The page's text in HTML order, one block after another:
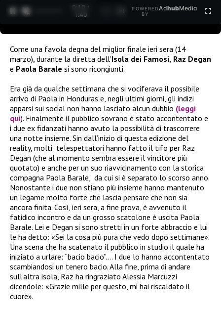
0:10 /
1:40
POWERED
BY
AdhubMedia
Come una favola degna del miglior finale ieri sera (14
marzo), durante la diretta dell’Isola dei Famosi, Raz Degan
e Paola Barale si sono ricongiunti.
Era già da qualche settimana che si vociferava il possibile
arrivo di Paola in Honduras e, negli ultimi giorni, gli indizi
apparsi sui social non hanno lasciato alcun dubbio (leggi
qui). Finalmente il pubblico sovrano è stato accontentato e
i due ex fidanzati hanno avuto la possibilità di trascorrere
una notte insieme. Sin dall’inizio di questa edizione del
reality, molti telespettatori hanno fatto il tifo per Raz
Degan (che al momento sembra essere il vincitore più
quotato) e anche per un suo riavvicinamento con la storica
compagna Paola Barale, da cui si è separato lo scorso anno.
Nonostante i due non stiano più insieme hanno mantenuto
un legame molto forte che lascia pensare che non sia
ancora finita. Così, ieri sera, a fine prova, è avvenuto il
fatidico incontro e da un grosso scatolone è uscita Paola
Barale. Lei e Degan si sono stretti in un forte abbraccio e lui
le ha detto: «Sei la cosa più pura che vedo dopo settimane».
Una scena che ha scatenato il pubblico in studio il quale ha
iniziato a urlare: “bacio bacio”…. I due lo hanno accontentato
scambiandosi un tenero bacio. Alla fine, prima di andare
sull’altra isola, Raz ha ringraziato Alessia Marcuzzi
dicendole: «Grazie mille per questo, mi hai riscaldato il
cuore».